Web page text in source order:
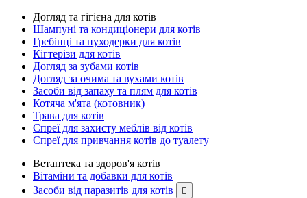
Догляд та гігієна для котів
Шампуні та кондиціонери для котів
Гребінці та пуходерки для котів
Кігтерізи для котів
Догляд за зубами котів
Догляд за очима та вухами котів
Засоби від запаху та плям для котів
Котяча м'ята (котовник)
Трава для котів
Спреї для захисту меблів від котів
Спреї для привчання котів до туалету
Ветаптека та здоров'я котів
Вітаміни та добавки для котів
Засоби від паразитів для котів
